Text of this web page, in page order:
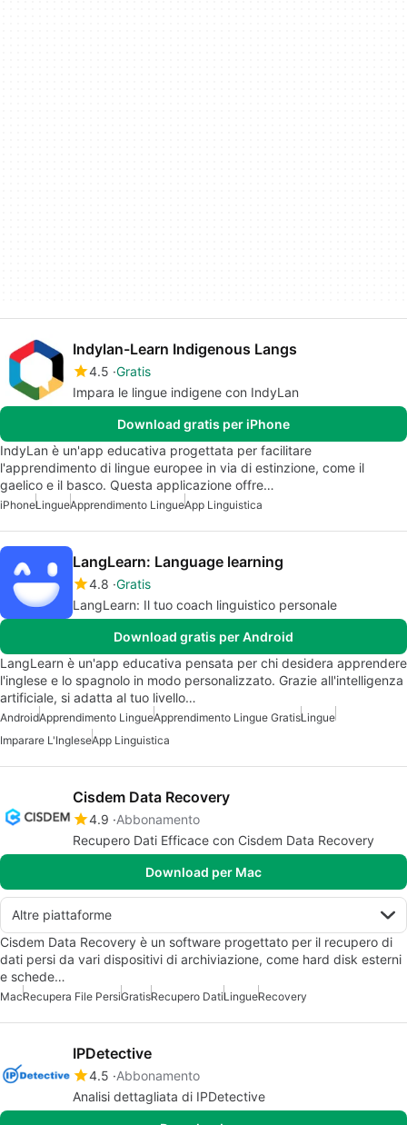
Indylan-Learn Indigenous Langs
4.5 Gratis
Impara le lingue indigene con IndyLan
Download gratis per iPhone
IndyLan è un'app educativa progettata per facilitare
l'apprendimento di lingue europee in via di estinzione, come il
gaelico e il basco. Questa applicazione offre…
iPhoneLingueApprendimento LingueApp Linguistica
LangLearn: Language learning
4.8 Gratis
LangLearn: Il tuo coach linguistico personale
Download gratis per Android
LangLearn è un'app educativa pensata per chi desidera apprendere
l'inglese e lo spagnolo in modo personalizzato. Grazie all'intelligenza
artificiale, si adatta al tuo livello…
AndroidApprendimento LingueApprendimento Lingue GratisLingue
Imparare L'IngleseApp Linguistica
Cisdem Data Recovery
4.9 Abbonamento
Recupero Dati Efficace con Cisdem Data Recovery
Download per Mac
Altre piattaforme
Cisdem Data Recovery è un software progettato per il recupero di
dati persi da vari dispositivi di archiviazione, come hard disk esterni
e schede…
MacRecupera File PersiGratisRecupero DatiLingueRecovery
IPDetective
4.5 Abbonamento
Analisi dettagliata di IPDetective